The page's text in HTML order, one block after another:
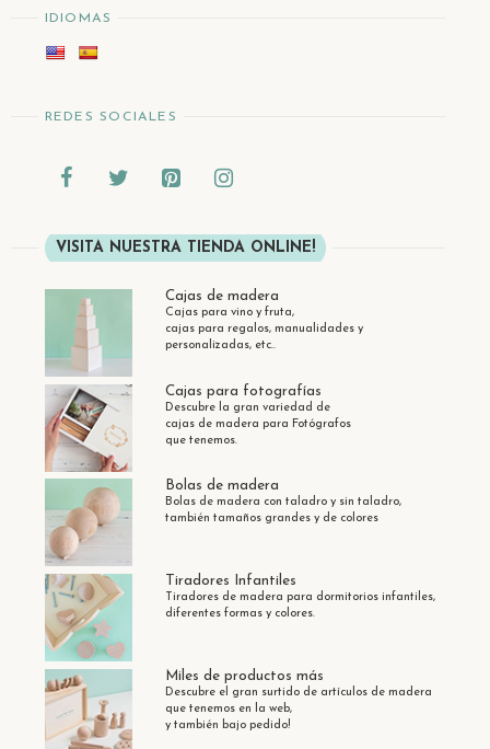
IDIOMAS
REDES SOCIALES
VISITA NUESTRA TIENDA ONLINE!
Cajas de madera
Cajas para vino y fruta,
cajas para regalos, manualidades y
personalizadas, etc..
Cajas para fotografías
Descubre la gran variedad de
cajas de madera para Fotógrafos
que tenemos.
Bolas de madera
Bolas de madera con taladro y sin taladro,
también tamaños grandes y de colores
Tiradores Infantiles
Tiradores de madera para dormitorios infantiles,
diferentes formas y colores.
Miles de productos más
Descubre el gran surtido de artículos de madera
que tenemos en la web,
y también bajo pedido!